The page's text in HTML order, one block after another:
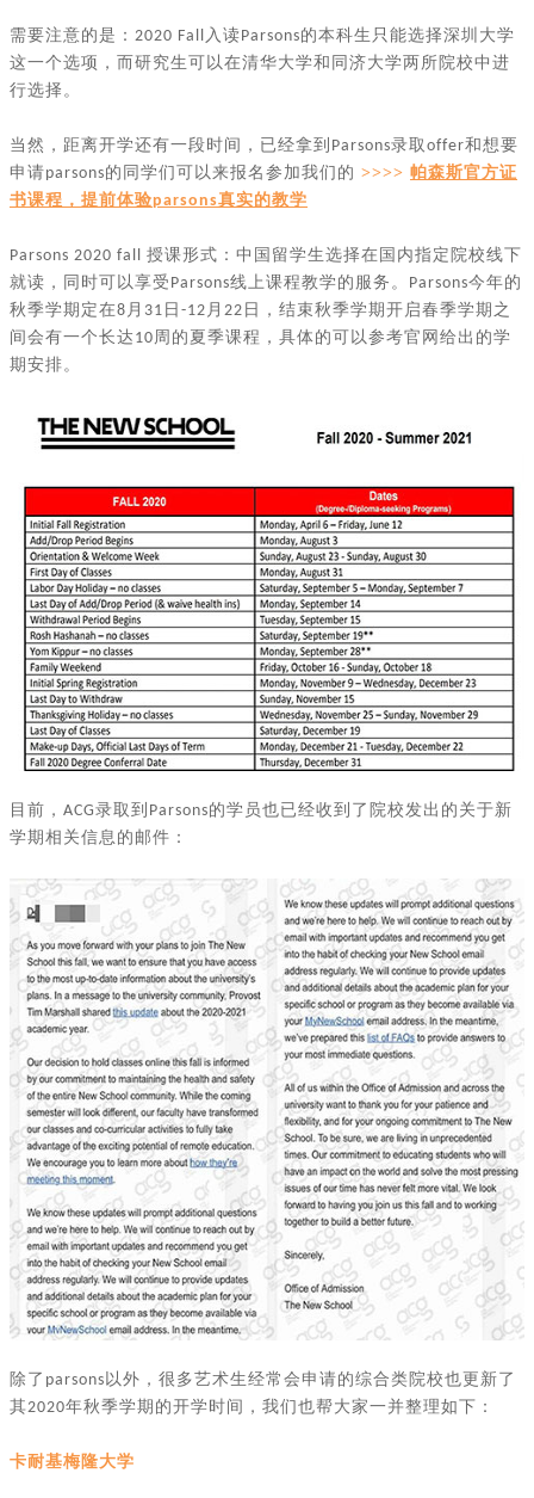
需要注意的是： 2020 Fall 入读 Parsons的本科生只能选择深圳大学
这一个选项，而研究生可以在清华大学和同济大学两所院校中进
行选择。
当然，距离开学还有一段时间，已经拿到 Parsons录取 offer和想要
申请parsons的同学们可以来报名参加我们的 >>>> 帕森斯官方证
书课程，提前体验parsons真实的教学
Parsons 2020 fall 授课形式：中国留学生选择在国内指定院校线下
就读，同时可以享受 Parsons线上课程教学的服务。 Parsons今年的
秋季学期定在8 月 31 日 -12 月 22 日，结束秋季学期开启春季学期之
间会有一个长达 10 周的夏季课程，具体的可以参考官网给出的学
期安排。
目前， ACG录取到 Parsons的学员也已经收到了院校发出的关于新
学期相关信息的邮件：
除了 parsons 以外，很多艺术生经常会申请的综合类院校也更新了
其2020年秋季学期的开学时间，我们也帮大家一并整理如下：
卡耐基梅隆大学